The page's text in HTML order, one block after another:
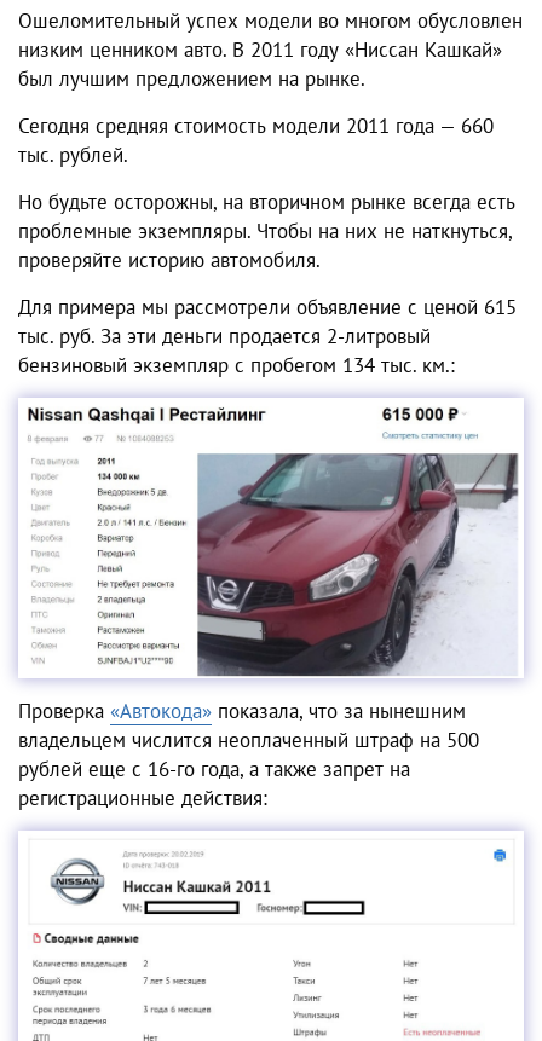
Ошеломительный успех модели во многом обусловлен
низким ценником авто. В 2011 году «Ниссан Кашкай»
был лучшим предложением на рынке.
Сегодня средняя стоимость модели 2011 года — 660
тыс. рублей.
Но будьте осторожны, на вторичном рынке всегда есть
проблемные экземпляры. Чтобы на них не наткнуться,
проверяйте историю автомобиля.
Для примера мы рассмотрели объявление с ценой 615
тыс. руб. За эти деньги продается 2-литровый
бензиновый экземпляр с пробегом 134 тыс. км.:
Проверка «Автокода» показала, что за нынешним
владельцем числится неоплаченный штраф на 500
рублей еще с 16-го года, а также запрет на
регистрационные действия: